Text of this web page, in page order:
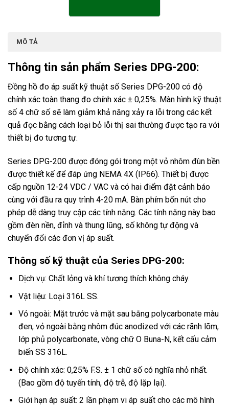
MÔ TẢ
Thông tin sản phẩm Series DPG-200:
Đồng hồ đo áp suất kỹ thuật số Series DPG-200 có độ
chính xác toàn thang đo chính xác ± 0,25%. Màn hình kỹ thuật
số 4 chữ số sẽ làm giảm khả năng xảy ra lỗi trong các kết
quả đọc bằng cách loại bỏ lỗi thị sai thường được tạo ra với
thiết bị đo tương tự.
Series DPG-200 được đóng gói trong một vỏ nhôm đùn bền
được thiết kế để đáp ứng NEMA 4X (IP66). Thiết bị được
cấp nguồn 12-24 VDC / VAC và có hai điểm đặt cảnh báo
cùng với đầu ra quy trình 4-20 mA. Bàn phím bốn nút cho
phép dễ dàng truy cập các tính năng. Các tính năng này bao
gồm đèn nền, đỉnh và thung lũng, số không tự động và
chuyển đổi các đơn vị áp suất.
Thông số kỹ thuật của Series DPG-200:
Dịch vụ: Chất lỏng và khí tương thích không cháy.
Vật liệu: Loại 316L SS.
Vỏ ngoài: Mặt trước và mặt sau bằng polycarbonate màu
đen, vỏ ngoài bằng nhôm đúc anodized với các rãnh lõm,
lớp phủ polycarbonate, vòng chữ O Buna-N, kết cấu cảm
biến SS 316L.
Độ chính xác: 0,25% F.S. ± 1 chữ số có nghĩa nhỏ nhất.
(Bao gồm độ tuyến tính, độ trễ, độ lặp lại).
Giới hạn áp suất: 2 lần phạm vi áp suất cho các mô hình